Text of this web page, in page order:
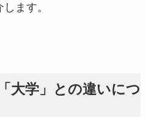
ます。
大学」との違いにつ